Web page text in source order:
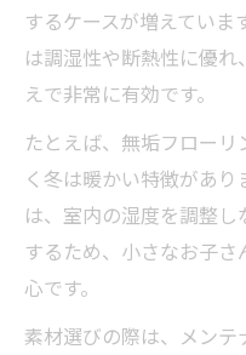
するケースが増えてい
は調湿性や断熱性に優
えで非常に有効です。
たとえば、無垢フロー
く冬は暖かい特徴があ
は、室内の湿度を調整
するため、小さなお子
心です。
素材選びの際は、メン